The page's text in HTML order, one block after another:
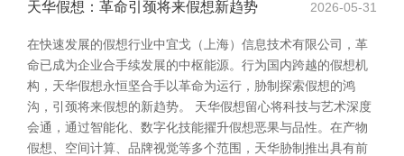
天华假想：革命引颈将来假想新趋势 2026-05-31
在快速发展的假想行业中宜戈（上海）信息技术有限公司，革
命已成为企业合手续发展的中枢能源。行为国内跨越的假想机
构，天华假想永恒坚合手以革命为运行，胁制探索假想的鸿
沟，引颈将来假想的新趋势。 天华假想留心将科技与艺术深度
会通，通过智能化、数字化技能擢升假想恶果与品性。在产物
假想、空间计算、品牌视觉等多个范围，天华胁制推出具有前